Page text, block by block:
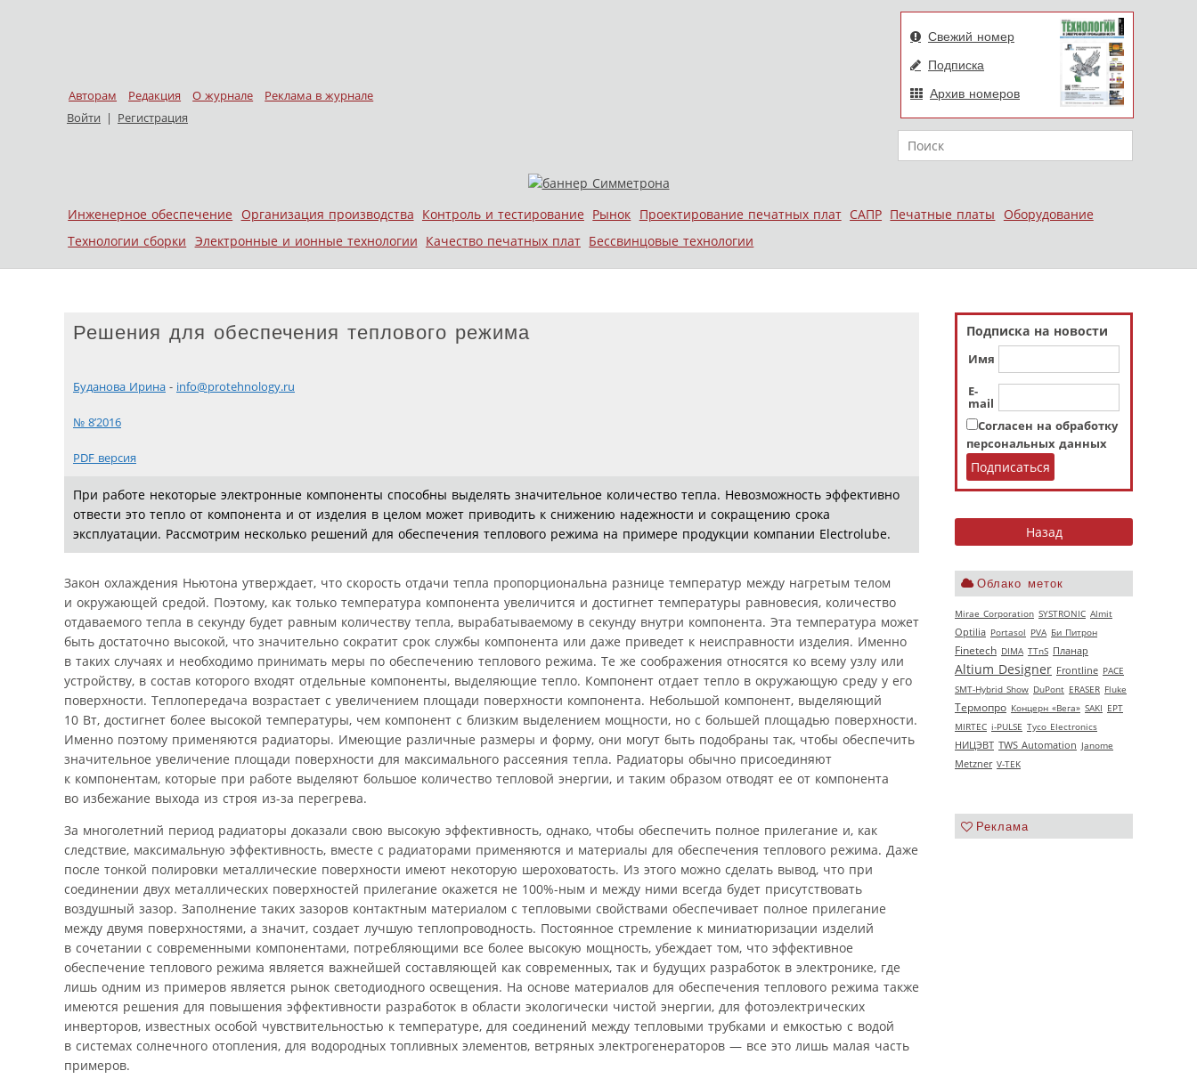
Авторам Редакция О журнале
Реклама в журнале
Войти | Регистрация
Свежий номер
Подписка
Архив номеров
Поиск
Меню
Skip to content
Инженерное обеспечение Организация производства Контроль и тестирование Рынок Проектирование печатных плат САПР Печатные платы
Оборудование
Технологии сборки Электронные и ионные технологии Качество печатных плат Бессвинцовые технологии
Подписка на новости
Имя
E-
mail
Согласен на обработку
персональных данных
Облако меток
Mirae Corporation SYSTRONIC Almit
Optilia Portasol PVA Би Питрон
Finetech DIMA TTnS Планар
Altium Designer Frontline РАСЕ
SMT-Hybrid Show DuPont ERASER Fluke
Термопро Концерн «Вега» SAKI EPT
MIRTEC i-PULSE Tyco Electronics
НИЦЭВТ TWS Automation Janome
Metzner V‑TEK
Реклама
Решения для обеспечения теплового режима
Буданова Ирина - info@protehnology.ru
№ 8’2016
PDF версия
При работе некоторые электронные компоненты способны выделять значительное количество тепла. Невозможность эффективно
отвести это тепло от компонента и от изделия в целом может приводить к снижению надежности и сокращению срока
эксплуатации. Рассмотрим несколько решений для обеспечения теплового режима на примере продукции компании Electrolube.
Закон охлаждения Ньютона утверждает, что скорость отдачи тепла пропорциональна разнице температур между нагретым телом
и окружающей средой. Поэтому, как только температура компонента увеличится и достигнет температуры равновесия, количество
отдаваемого тепла в секунду будет равным количеству тепла, вырабатываемому в секунду внутри компонента. Эта температура может
быть достаточно высокой, что значительно сократит срок службы компонента или даже приведет к неисправности изделия. Именно
в таких случаях и необходимо принимать меры по обеспечению теплового режима. Те же соображения относятся ко всему узлу или
устройству, в состав которого входят отдельные компоненты, выделяющие тепло. Компонент отдает тепло в окружающую среду у его
поверхности. Теплопередача возрастает с увеличением площади поверхности компонента. Небольшой компонент, выделяющий
10 Вт, достигнет более высокой температуры, чем компонент с близким выделением мощности, но с большей площадью поверхности.
Именно поэтому применяются радиаторы. Имеющие различные размеры и форму, они могут быть подобраны так, чтобы обеспечить
значительное увеличение площади поверхности для максимального рассеяния тепла. Радиаторы обычно присоединяют
к компонентам, которые при работе выделяют большое количество тепловой энергии, и таким образом отводят ее от компонента
во избежание выхода из строя из-за перегрева.
За многолетний период радиаторы доказали свою высокую эффективность, однако, чтобы обеспечить полное прилегание и, как
следствие, максимальную эффективность, вместе с радиаторами применяются и материалы для обеспечения теплового режима. Даже
после тонкой полировки металлические поверхности имеют некоторую шероховатость. Из этого можно сделать вывод, что при
соединении двух металлических поверхностей прилегание окажется не 100%-ным и между ними всегда будет присутствовать
воздушный зазор. Заполнение таких зазоров контактным материалом с тепловыми свойствами обеспечивает полное прилегание
между двумя поверхностями, а значит, создает лучшую теплопроводность. Постоянное стремление к миниатюризации изделий
в сочетании с современными компонентами, потребляющими все более высокую мощность, убеждает том, что эффективное
обеспечение теплового режима является важнейшей составляющей как современных, так и будущих разработок в электронике, где
лишь одним из примеров является рынок светодиодного освещения. На основе материалов для обеспечения теплового режима также
имеются решения для повышения эффективности разработок в области экологически чистой энергии, для фотоэлектрических
инверторов, известных особой чувствительностью к температуре, для соединений между тепловыми трубками и емкостью с водой
в системах солнечного отопления, для водородных топливных элементов, ветряных электрогенераторов — все это лишь малая часть
примеров.